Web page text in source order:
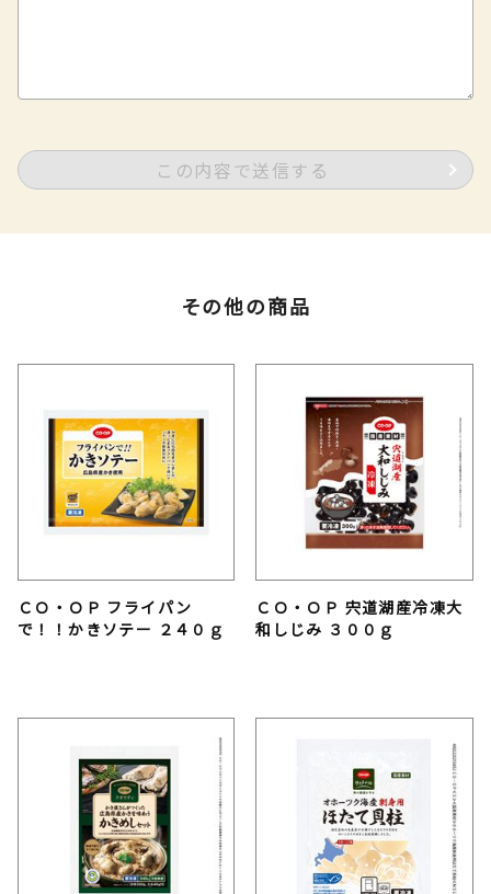
この内容で送信する
その他の商品
ＣＯ・ＯＰ フライパン
で！！かきソテー ２４０ｇ
ＣＯ・ＯＰ 宍道湖産冷凍大
和しじみ ３００ｇ